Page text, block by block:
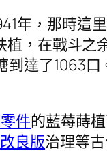
年，那時這
植，在戰斗之
到達了1063
件的藍莓蒔
良版治理等